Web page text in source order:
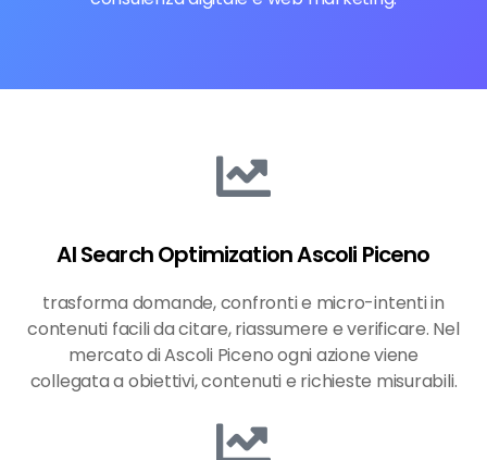
AI Search Optimization Ascoli Piceno
trasforma domande, confronti e micro-intenti in
contenuti facili da citare, riassumere e verificare. Nel
mercato di Ascoli Piceno ogni azione viene
collegata a obiettivi, contenuti e richieste misurabili.